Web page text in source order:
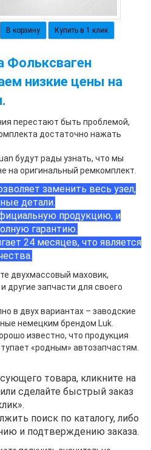
Купить в 1 клик
Фольксваген
низкие цены на
перестают быть проблемой,
достаточно нажать
будут рады узнать, что мы
на оригинальный ремкомплект.
заменить весь узел,
детали.
продукцию, и
гарантию.
24 месяцев, что является
двухмассовый маховик,
другие запчасти для своего
в двух вариантах – заводские
немецким брендом Luk.
известно, что продукция
«родным» автозапчастям.
товара, кликните на
сделайте быстрый заказ
поиск по каталогу, либо
и подтверждению заказа.